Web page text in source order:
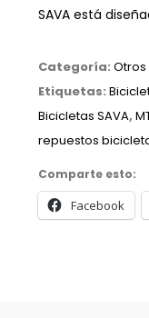
SAVA está
Categoría:
Etiquetas:
Bicicletas SAVA,
repuestos
Comparte esto:
Facebook